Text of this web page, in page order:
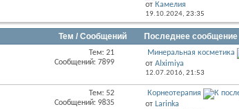
от Камелия
19.10.2024, 23:35
Тем / Сообщений Последнее сообщение
Тем: 21
Сообщений: 7899
Минеральная косметика
от Alximiya
12.07.2016, 21:53
Тем: 52
Сообщений: 9835
Корнеотерапия
от Larinka